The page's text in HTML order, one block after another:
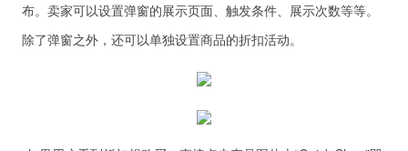
布。卖家可以设置弹窗的展示页面、触发条件、展示次数等等。
除了弹窗之外，还可以单独设置商品的折扣活动。